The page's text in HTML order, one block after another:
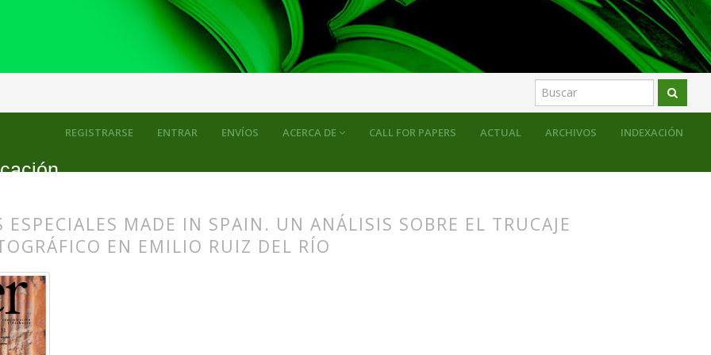
ACERCA DE CALL FOR PAPERS ACTUAL ARCHIVOS INDEXACIÓN
REGISTRARSE ENTRAR ENVÍOS
de Estudios de Comunicación Artículos
ESPECIALES MADE IN SPAIN. UN ANÁLISIS SOBRE EL TRUCAJE
EN EMILIO RUIZ DEL RÍO